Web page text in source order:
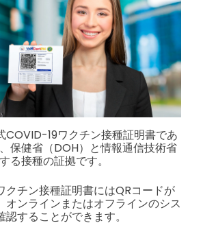
COVID-19ワクチン接種証明書であ
保健省（DOH）と情報通信技術省
る接種の証拠です。
クチン接種証明書にはQRコードが
オンラインまたはオフラインのシス
することができます。